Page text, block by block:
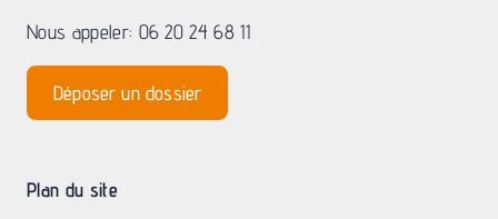
Nous appeler: 06 20 24 68 11
Déposer un dossier
Plan du site